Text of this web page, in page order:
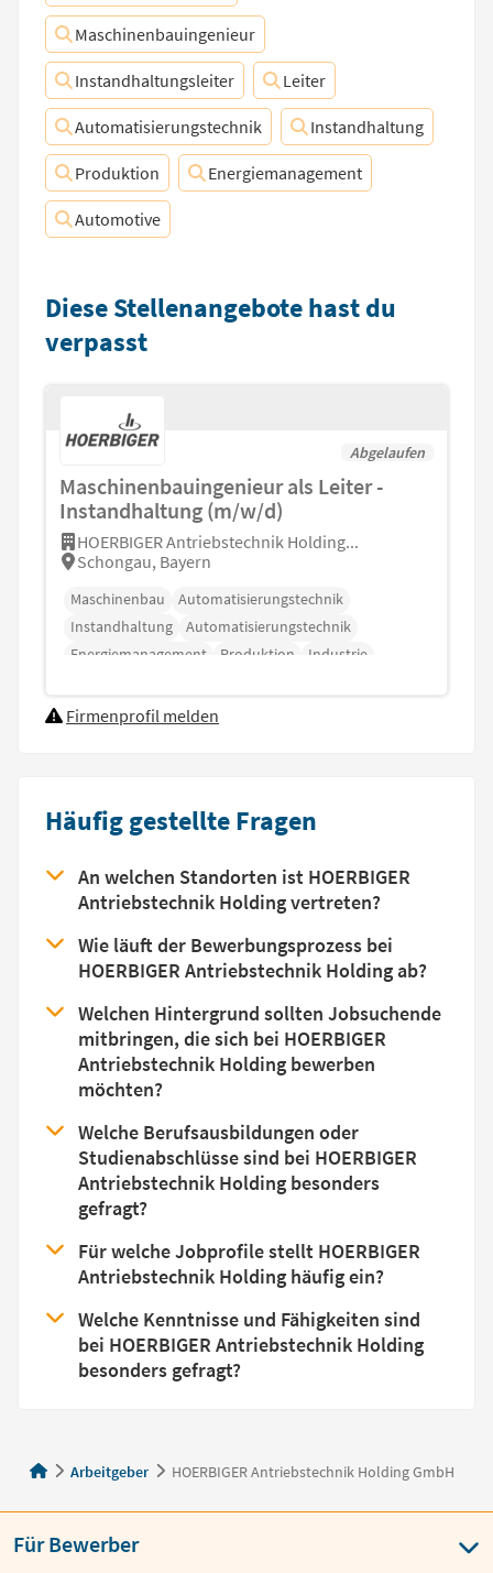
Maschinenbauingenieur
Instandhaltungsleiter Leiter
Automatisierungstechnik Instandhaltung
Produktion Energiemanagement
Automotive
Diese Stellenangebote hast du
verpasst
Abgelaufen
Maschinenbauingenieur als Leiter -
Instandhaltung (m/w/d)
HOERBIGER Antriebstechnik Holding...
Schongau, Bayern
Maschinenbau
Automatisierungstechnik
Instandhaltung
Automatisierungstechnik
Energiemanagement
Produktion Industrie
Firmenprofil melden
Häufig gestellte Fragen
An welchen Standorten ist HOERBIGER
Antriebstechnik Holding vertreten?
Wie läuft der Bewerbungsprozess bei
HOERBIGER Antriebstechnik Holding ab?
Welchen Hintergrund sollten Jobsuchende
mitbringen, die sich bei HOERBIGER
Antriebstechnik Holding bewerben
möchten?
Welche Berufsausbildungen oder
Studienabschlüsse sind bei HOERBIGER
Antriebstechnik Holding besonders
gefragt?
Für welche Jobprofile stellt HOERBIGER
Antriebstechnik Holding häufig ein?
Welche Kenntnisse und Fähigkeiten sind
bei HOERBIGER Antriebstechnik Holding
besonders gefragt?
Arbeitgeber HOERBIGER Antriebstechnik Holding GmbH
Für Bewerber